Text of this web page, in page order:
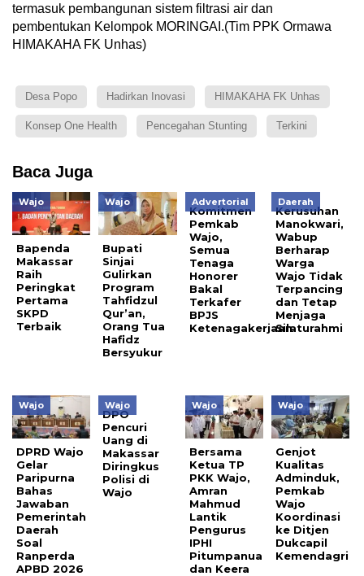
termasuk pembangunan sistem filtrasi air dan
pembentukan Kelompok MORINGAI.(Tim PPK Ormawa
HIMAKAHA FK Unhas)
Desa Popo Hadirkan Inovasi HIMAKAHA FK Unhas
Konsep One Health Pencegahan Stunting Terkini
Baca Juga
Wajo
Bapenda
Makassar
Raih
Peringkat
Pertama
SKPD
Terbaik
Wajo
Bupati
Sinjai
Gulirkan
Program
Tahfidzul
Qur’an,
Orang Tua
Hafidz
Bersyukur
Advertorial
Komitmen
Pemkab
Wajo,
Semua
Tenaga
Honorer
Bakal
Terkafer
BPJS
Ketenagakerjaan
Daerah
Kerusuhan
Manokwari,
Wabup
Berharap
Warga
Wajo Tidak
Terpancing
dan Tetap
Menjaga
Silaturahmi
Wajo
DPRD Wajo
Gelar
Paripurna
Bahas
Jawaban
Pemerintah
Daerah
Soal
Ranperda
APBD 2026
Wajo
DPO
Pencuri
Uang di
Makassar
Diringkus
Polisi di
Wajo
Wajo
Bersama
Ketua TP
PKK Wajo,
Amran
Mahmud
Lantik
Pengurus
IPHI
Pitumpanua
dan Keera
Wajo
Genjot
Kualitas
Adminduk,
Pemkab
Wajo
Koordinasi
ke Ditjen
Dukcapil
Kemendagri